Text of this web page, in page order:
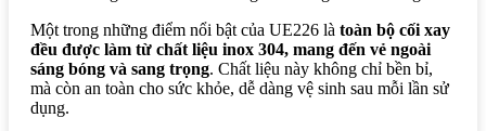
Một trong những điểm nổi bật của UE226 là toàn bộ cối xay
đều được làm từ chất liệu inox 304, mang đến vẻ ngoài
sáng bóng và sang trọng. Chất liệu này không chỉ bền bỉ,
mà còn an toàn cho sức khỏe, dễ dàng vệ sinh sau mỗi lần sử
dụng.